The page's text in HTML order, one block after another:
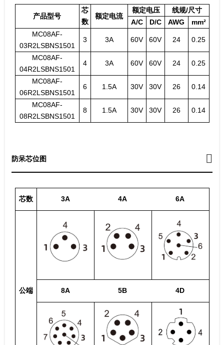
产品型号
芯
数
额定电流
额定电压
线规/尺寸
A/C
D/C AWG
mm²
MC08AF-
03R2LSBNS1501
3 3A 60V 60V 24 0.25
MC08AF-
04R2LSBNS1501
4 3A 60V 60V 24 0.25
MC08AF-
06R2LSBNS1501
6 1.5A 30V 30V 26 0.14
MC08AF-
08R2LSBNS1501
8 1.5A 30V 30V 26 0.14
防呆芯位图
芯数 3A 4A 6A
公端 8A 5B 4D